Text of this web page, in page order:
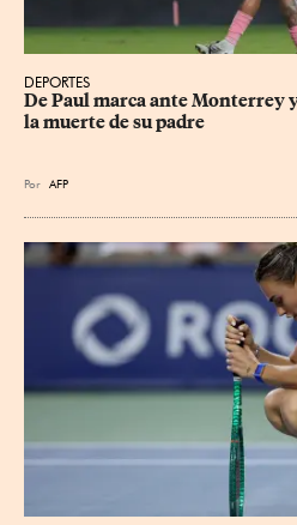
DEPORTES
De Paul marca ante Monterrey
la muerte de su padre
Por AFP